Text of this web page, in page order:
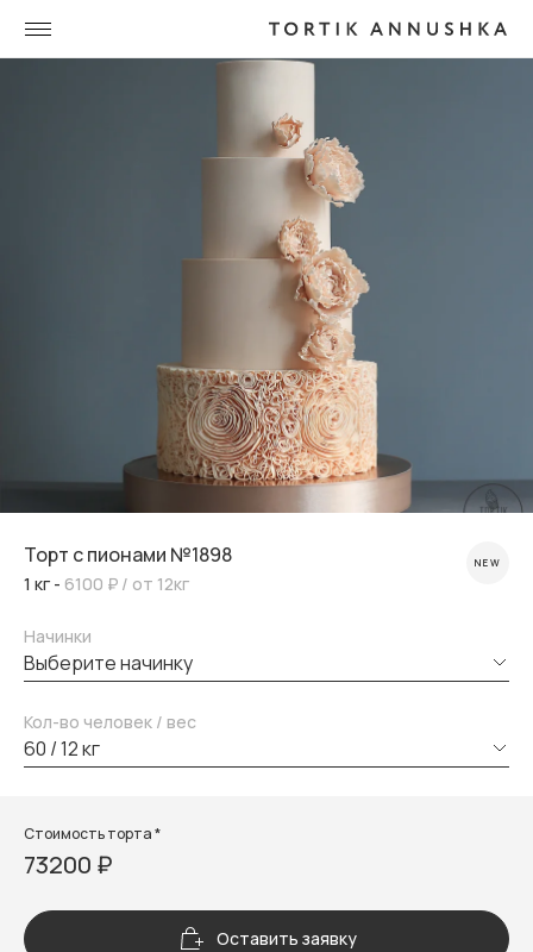
Торт с пионами №1898
1 кг - 6100 ₽ / от 12кг
NEW
Начинки
выберите начинку
Кол-во человек / вес
60 / 12 кг
Стоимость торта *
73200 ₽
Оставить заявку